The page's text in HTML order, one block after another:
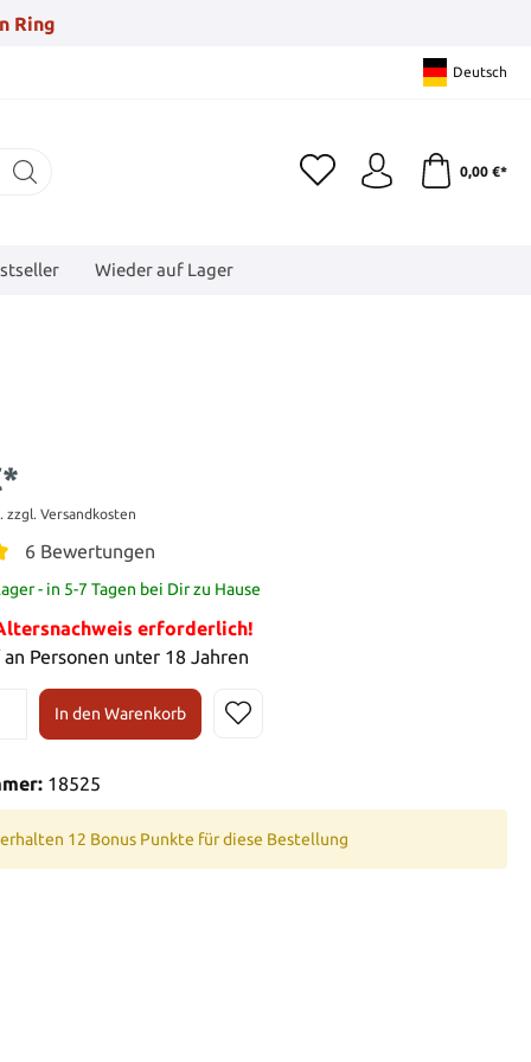
Ring
Deutsch
0,00 €*
Wieder auf Lager
zzgl. Versandkosten
6 Bewertungen
- in 5-7 Tagen bei Dir zu Hause
erforderlich!
Personen unter 18 Jahren
In den Warenkorb
18525
12 Bonus Punkte für diese Bestellung